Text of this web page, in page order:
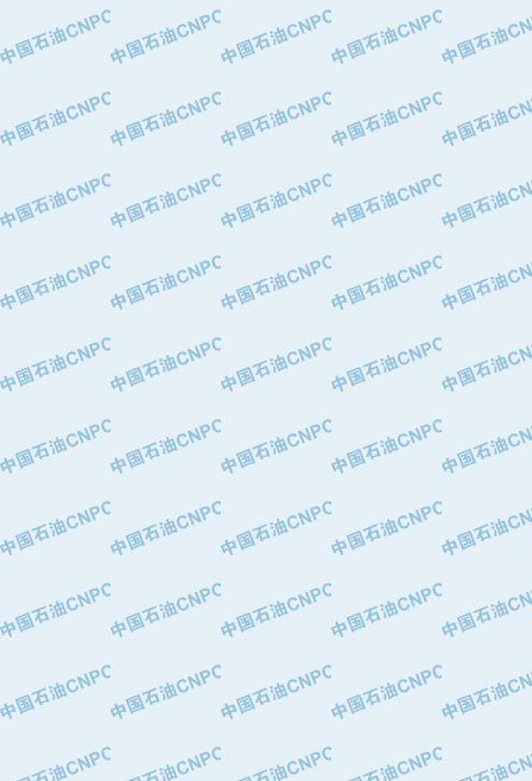
·中油油气勘探软件国家工程研究中心
·西安长庆钻宇集团咸阳石化有限公司
·新疆安维消防设施器材有限公司
·华北石油津工机械制造有限公司
·上海山武控制仪表有限公司
·上海赛科石油化工有限责任公司
·上海高桥石化
·中国石化扬子石油化工股份有限公司
·中国石化长岭炼化公司
·中国石油长庆油田分公司
·中国石油宁夏石化分公司
·山东墨龙石油机械股份有限公司
·大庆油田物资集团
·斯伦贝谢(天津)采油机械有限公司
·南阳防爆集团有限公司
·乳山市力久特种电机有限公司
·无锡西姆莱斯石油专用管制造有限公
·沈阳全密封变压器股份有限公司
·特变电工股份有限公司
·中国石化镇海炼油化工股份有限公司
·三明高中压阀门有限公司